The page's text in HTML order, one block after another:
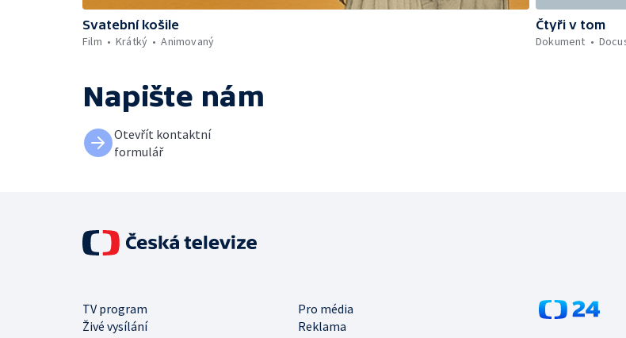
Svatební košile
Film
Krátký Animovaný
Čtyři v tom
Dokument
Napište nám
Otevřít kontaktní
formulář
TV program
Pro média
Živé vysílání
Reklama